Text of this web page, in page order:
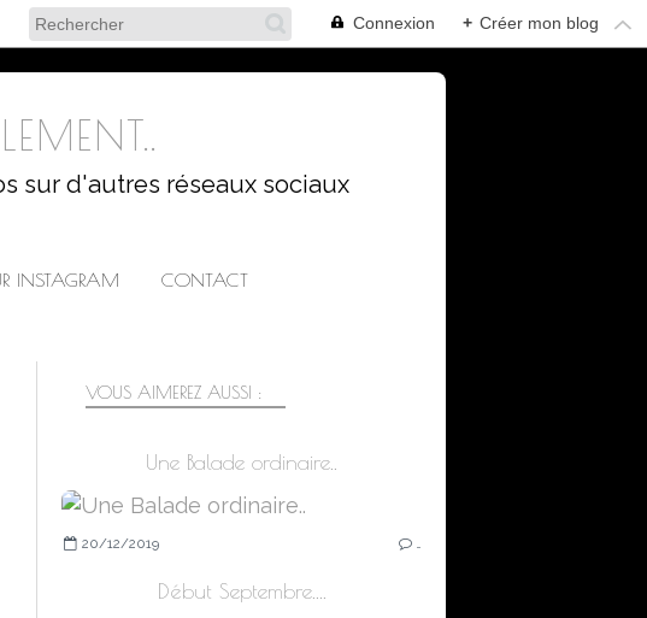
Connexion + Créer mon blog
sur d'autres réseaux sociaux
INSTAGRAM CONTACT
VOUS AIMEREZ AUSSI :
Une Balade ordinaire..
20/12/2019
Début Septembre....